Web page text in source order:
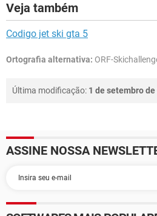
Veja também
Codigo jet ski gta 5
Ortografia alternativa: ORF-
Última modificação: 1 de setembro
ASSINE NOSSA